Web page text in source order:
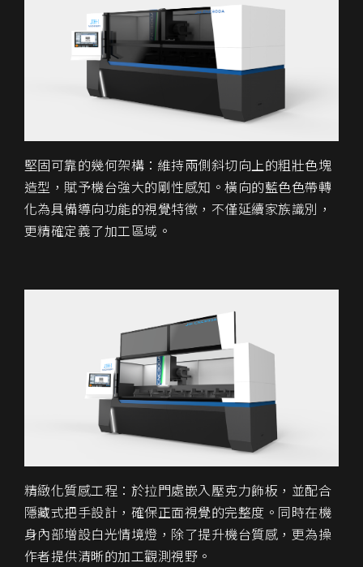
堅固可靠的幾何架構：維持兩側斜切向上的粗壯色塊
造型，賦予機台強大的剛性感知。橫向的藍色色帶轉
化為具備導向功能的視覺特徵，不僅延續家族識別，
更精確定義了加工區域。
精緻化質感工程：於拉門處嵌入壓克力飾板，並配合
隱藏式把手設計，確保正面視覺的完整度。同時在機
身內部增設白光情境燈，除了提升機台質感，更為操
作者提供清晰的加工觀測視野。